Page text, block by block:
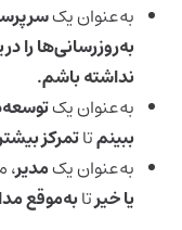
به‌عنوان یک
به‌روزرسانی‌ها را
نداشته باشم.
به‌عنوان یک
ببینمتاتمرکز
به‌عنوان یکمدیر،
یا خیرتابه‌موقع